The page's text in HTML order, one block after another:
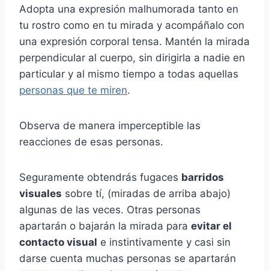
Adopta una expresión malhumorada tanto en
tu rostro como en tu mirada y acompáñalo con
una expresión corporal tensa. Mantén la mirada
perpendicular al cuerpo, sin dirigirla a nadie en
particular y al mismo tiempo a todas aquellas
personas que te miren.
Observa de manera imperceptible las
reacciones de esas personas.
Seguramente obtendrás fugaces barridos
visuales sobre tí, (miradas de arriba abajo)
algunas de las veces. Otras personas
apartarán o bajarán la mirada para evitar el
contacto visual e instintivamente y casi sin
darse cuenta muchas personas se apartarán